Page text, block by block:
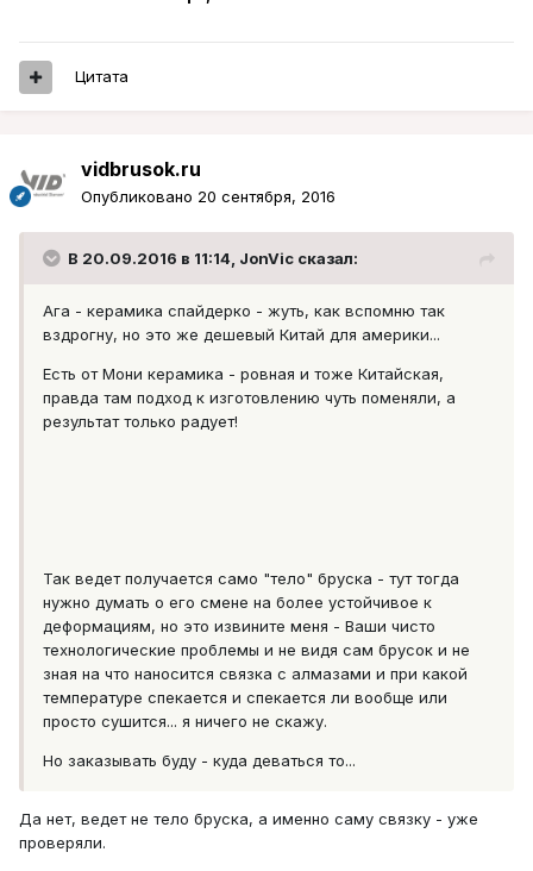
Цитата
vidbrusok.ru
Опубликовано 20 сентября, 2016
В 20.09.2016 в 11:14, JonVic сказал:
Ага - керамика спайдерко - жуть, как вспомню так
вздрогну, но это же дешевый Китай для америки...
Есть от Мони керамика - ровная и тоже Китайская,
правда там подход к изготовлению чуть поменяли, а
результат только радует!
Так ведет получается само "тело" бруска - тут тогда
нужно думать о его смене на более устойчивое к
деформациям, но это извините меня - Ваши чисто
технологические проблемы и не видя сам брусок и не
зная на что наносится связка с алмазами и при какой
температуре спекается и спекается ли вообще или
просто сушится... я ничего не скажу.
Но заказывать буду - куда деваться то...
Да нет, ведет не тело бруска, а именно саму связку - уже
проверяли.